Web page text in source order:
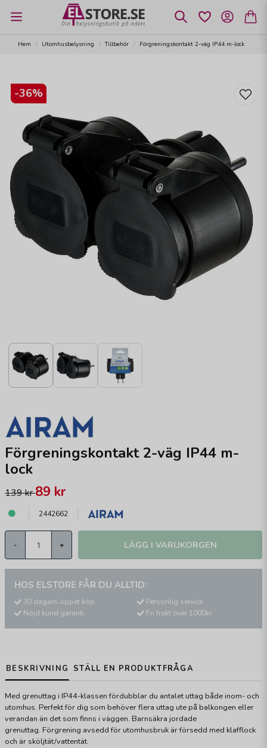
Hem Utomhusbelysning Tillbehör Förgreningskontakt 2-väg IP44 m-lock
-36%
Förgreningskontakt 2-väg IP44 m-
lock
139 kr89 kr
2442662
- + LÄGG I VARUKORGEN
HOS ELSTORE FÅR DU ALLTID:
30 dagars öppet köp
Nöjd kund garanti
Personlig service
Fri frakt över 1000kr
BESKRIVNING STÄLL EN PRODUKTFRÅGA
Med grenuttag i IP44-klassen fördubblar du antalet uttag både inom- och
utomhus. Perfekt för dig som behöver flera uttag ute på balkongen eller
verandan än det som finns i väggen. Barnsäkra jordade
grenuttag. Förgrening avsedd för utomhusbruk är försedd med klafflock
och är sköljtät/vattentät.